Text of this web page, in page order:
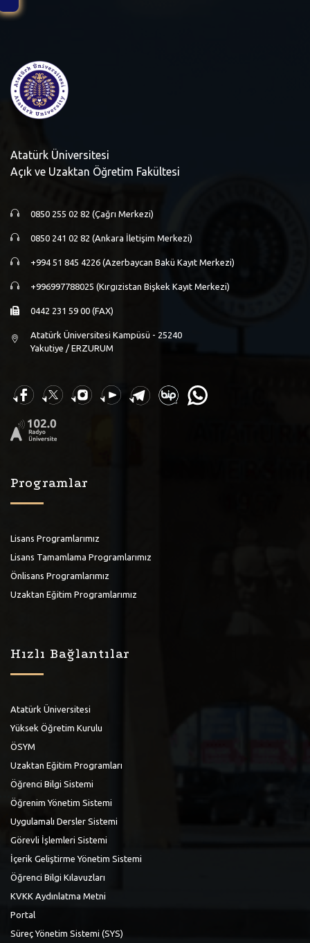
Atatürk Üniversitesi
Açık ve Uzaktan Öğretim Fakültesi
0850 255 02 82 (Çağrı Merkezi)
0850 241 02 82 (Ankara İletişim Merkezi)
+994 51 845 4226 (Azerbaycan Bakü Kayıt Merkezi)
+996997788025 (Kırgızistan Bişkek Kayıt Merkezi)
0442 231 59 00 (FAX)
Atatürk Üniversitesi Kampüsü - 25240
Yakutiye / ERZURUM
Programlar
Lisans Programlarımız
Lisans Tamamlama Programlarımız
Önlisans Programlarımız
Uzaktan Eğitim Programlarımız
Hızlı Bağlantılar
Atatürk Üniversitesi
Yüksek Öğretim Kurulu
ÖSYM
Uzaktan Eğitim Programları
Öğrenci Bilgi Sistemi
Öğrenim Yönetim Sistemi
Uygulamalı Dersler Sistemi
Görevli İşlemleri Sistemi
İçerik Geliştirme Yönetim Sistemi
Öğrenci Bilgi Kılavuzları
KVKK Aydınlatma Metni
Portal
Süreç Yönetim Sistemi (SYS)